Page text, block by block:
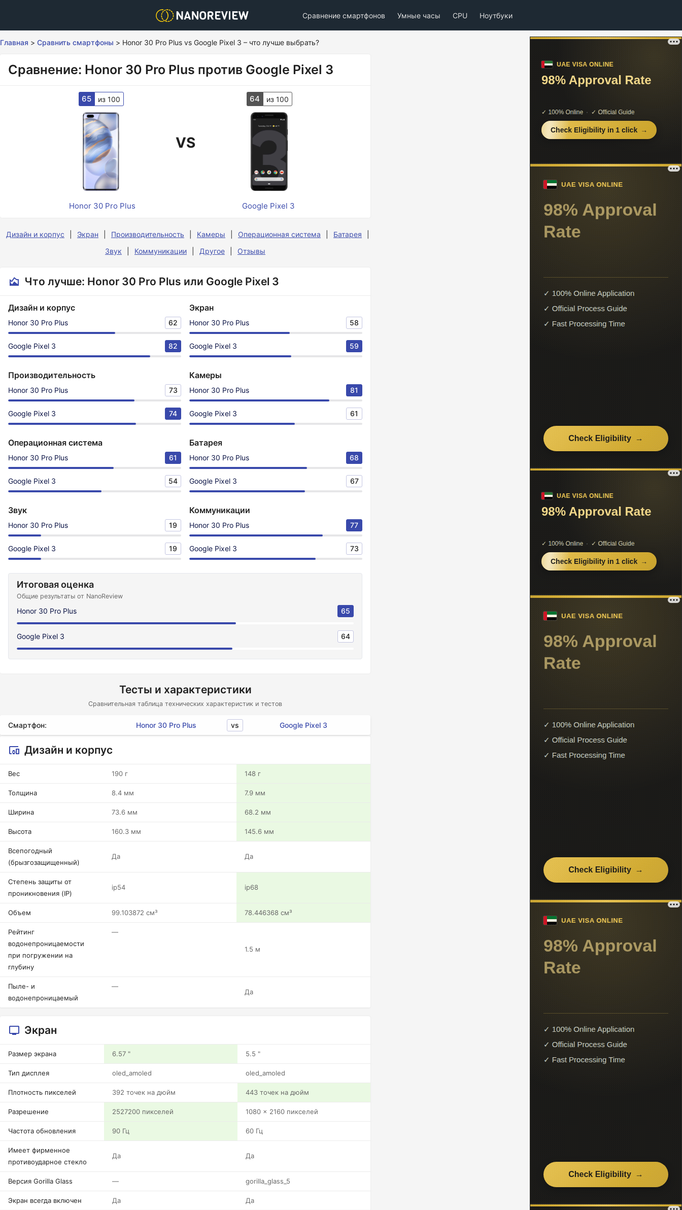
Сравнение смартфонов Умные часы CPU Ноутбуки
Главная > Сравнить смартфоны > Honor 30 Pro Plus vs Google Pixel 3 – что лучше выбрать?
Сравнение: Honor 30 Pro Plus против Google Pixel 3
65 из 100
VS
64 из 100
Honor 30 Pro Plus Google Pixel 3
Дизайн и корпус Экран Производительность Камеры Операционная система
Батарея
Звук
Коммуникации Другое Отзывы
Что лучше: Honor 30 Pro Plus или Google Pixel 3
Дизайн и корпус
Honor 30 Pro Plus 62
Google Pixel 3 82
Экран
Honor 30 Pro Plus 58
Google Pixel 3 59
Производительность
Honor 30 Pro Plus 73
Google Pixel 3 74
Камеры
Honor 30 Pro Plus 81
Google Pixel 3 61
Операционная система
Honor 30 Pro Plus 61
Google Pixel 3 54
Батарея
Honor 30 Pro Plus 68
Google Pixel 3 67
Звук
Honor 30 Pro Plus 19
Google Pixel 3 19
Коммуникации
Honor 30 Pro Plus 77
Google Pixel 3 73
Итоговая оценка
Общие результаты от NanoReview
Honor 30 Pro Plus 65
Google Pixel 3 64
Тесты и характеристики
Сравнительная таблица технических характеристик и тестов
Смартфон: Honor 30 Pro Plus vs Google Pixel 3
Дизайн и корпус
Вес 190 г 148 г
Толщина 8.4 мм 7.9 мм
Ширина 73.6 мм 68.2 мм
Высота 160.3 мм 145.6 мм
Всепогодный
(брызгозащищенный)
Да Да
Степень защиты от
проникновения (IP)
ip54 ip68
Объем 99.103872 см³ 78.446368 см³
Рейтинг
водонепроницаемости
при погружении на
глубину
—
1.5 м
Пыле- и
водонепроницаемый
—
Да
Экран
Размер экрана 6.57 " 5.5 "
Тип дисплея oled_amoled oled_amoled
Плотность пикселей 392 точек на дюйм 443 точек на дюйм
Разрешение 2527200 пикселей 1080 x 2160 пикселей
Частота обновления 90 Гц 60 Гц
Имеет фирменное
противоударное стекло
Да Да
Версия Gorilla Glass — gorilla_glass_5
Экран всегда включен Да Да